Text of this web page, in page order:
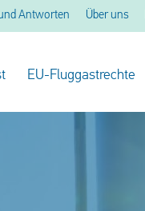
Antworten Über uns
EU-Fluggastrechte